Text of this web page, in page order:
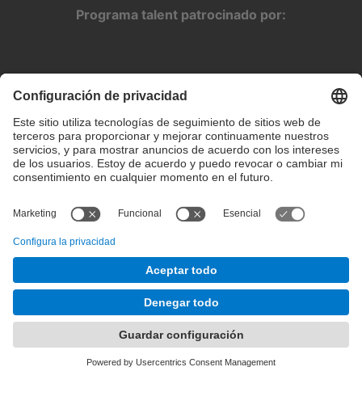
Programa talent patrocinado por:
Configuración de privacidad
Condiciones de uso